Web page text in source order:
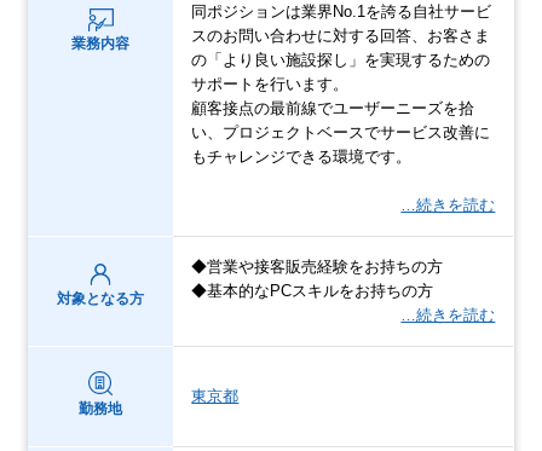
業務内容
同ポジションは業界No.1を誇る自社サービ
スのお問い合わせに対する回答、お客さま
の「より良い施設探し」を実現するための
サポートを行います。
顧客接点の最前線でユーザーニーズを拾
い、プロジェクトベースでサービス改善に
もチャレンジできる環境です。
…続きを読む
対象となる方
◆営業や接客販売経験をお持ちの方
◆基本的なPCスキルをお持ちの方
…続きを読む
勤務地
東京都